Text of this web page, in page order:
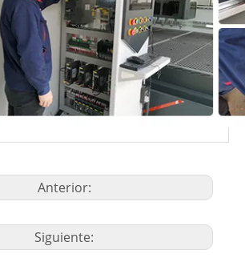
Anterior:
Siguiente: